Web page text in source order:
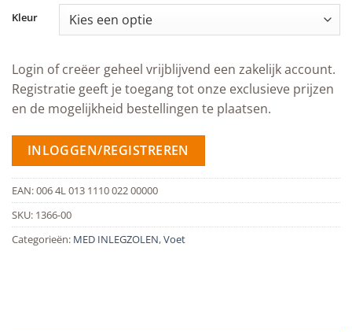
Kleur
Login of creëer geheel vrijblijvend een zakelijk account.
Registratie geeft je toegang tot onze exclusieve prijzen
en de mogelijkheid bestellingen te plaatsen.
INLOGGEN/REGISTREREN
EAN:006 4L 013 1110 022 00000
SKU: 1366-00
Categorieën: MED INLEGZOLEN,Voet